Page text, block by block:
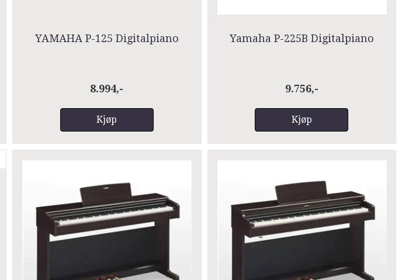
YAMAHA P-125 Digitalpiano
8.994,-
Kjøp
Yamaha P-225B Digitalpiano
9.756,-
Kjøp